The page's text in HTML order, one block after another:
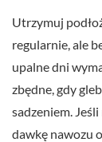
Utrzymuj
regularnie, ale
upalne dni
zbędne, gdy
sadzeniem.
dawkę nawozu